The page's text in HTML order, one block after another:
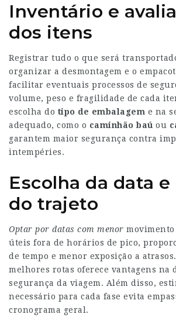
Inventário e
dos itens
Registrar tudo o que será
organizar a desmontagem e o
facilitar eventuais processos de
volume, peso e fragilidade de cada
escolha do tipo de embalagem e na
adequado, como o caminhão baú ou
garantem maior segurança contra
intempéries.
Escolha da data
do trajeto
Optar por datas com menor
úteis fora de horários de pico,
de tempo e menor exposição a
melhores rotas oferece vantagens na
segurança da viagem. Além disso,
necessário para cada fase evita
cronograma geral.